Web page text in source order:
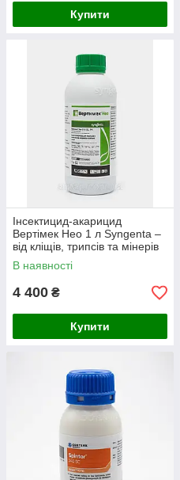
Купити
Інсектицид-акарицид
Вертімек Нео 1 л Syngenta –
від кліщів, трипсів та мінерів
В наявності
4 400 ₴
Купити